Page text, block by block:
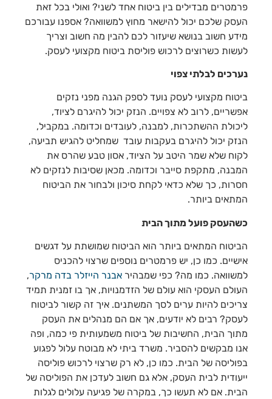
פרמטרים מבדילים בין ביטוח אחד לשני? ואולי בכל זאת
העסק שלכם יכול להישאר מחוץ למשוואה? אספנו עבורכם
מידע חשוב בנושא שיעזור לכם להבין מה חשוב וצריך
לעשות כשרוצים לרכוש פוליסת ביטוח מקצועי לעסק.
נערכים לבלתי צפוי
ביטוח מקצועי לעסק נועד לספק הגנה מפני נזקים
אפשריים, לרוב לא צפויים. הנזק יכול להיגרם לציוד,
ליכולת ההשתכרות, למבנה, לעובדים וכדומה. במקביל,
הנזק יכול להיגרם בעקבות עובד שמחליט להגיש תביעה,
לקוח שלא שמר היטב על הציוד, אסון טבע שהרס את
המבנה, מתקפת סייבר וכדומה. מכאן שסיבות לנזקים לא
חסרות, כך שלא כדאי לקחת סיכון ולבחור את הביטוח
המתאים ביותר.
כשהעסק פועל מתוך הבית
הביטוח המתאים ביותר הוא הביטוח שמושתת על דגשים
אישיים. כמו כן, יש פרמטרים נוספים שרצוי להכניס
למשוואה. כמו מה? כפי שמבהיר אבנר הייזלר בדה מרקר,
העולם העסקי הוא עולם של הזדמנויות, אך בו זמנית תמיד
צריכים להיות ערים לסך המשתנים. איך זה קשור לביטוח
לעסק? רבים לא יודעים, אך אם הם מנהלים את העסק
מתוך הבית, החשיבות של ביטוח משמעותית פי כמה, ופה
אנו מבקשים להסביר. משרד ביתי לא מבוטח עלול לפגוע
בפוליסה של הבית. כמו כן, לא רק שרצוי לרכוש פוליסה
ייעודית לבית העסק, אלא גם חשוב לעדכן את הפוליסה של
הבית. אם לא תעשו כך, במקרה של פגיעה עלולים לגלות